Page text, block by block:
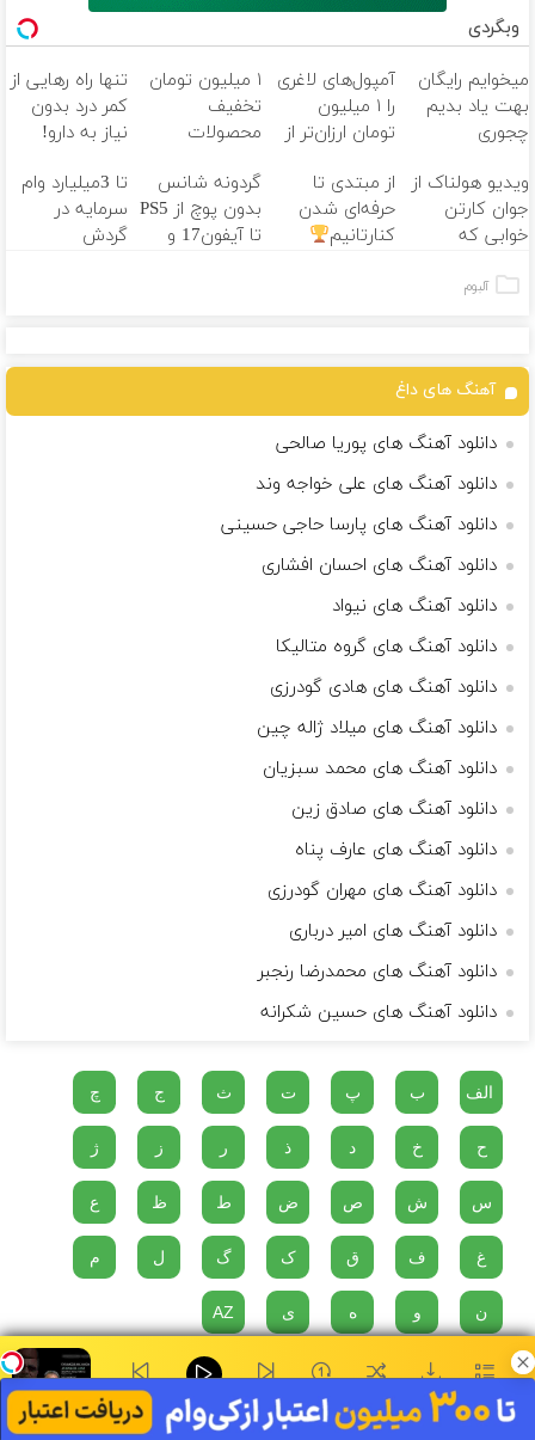
وبگردی
میخوایم رایگان
بهت یاد بدیم
چجوری
نداری امتحانش
مجانیه
آمپول‌های لاغری
را ۱ میلیون
تومان ارزان‌تر از
۱ میلیون تومان
تخفیف
محصولات
نزدیک‌تر به
شروع کاهش
وزن
تنها راه رهایی از
کمر درد بدون
نیاز به دارو!
ویدیو هولناک از
جوان کارتن
خوابی که
آموزش رایگان
از مبتدی تا
حرفه‌ای شدن
کنارتانیم
گردونه شانس
بدون پوچ از PS5
تا آیفون17 و
تا 3میلیارد وام
سرمایه در
گردش
آلبوم
آهنگ های داغ
دانلود آهنگ های پوریا صالحی
دانلود آهنگ های علی خواجه وند
دانلود آهنگ های پارسا حاجی حسینی
دانلود آهنگ های احسان افشاری
دانلود آهنگ های نیواد
دانلود آهنگ های گروه متالیکا
دانلود آهنگ های هادی گودرزی
دانلود آهنگ های میلاد ژاله چین
دانلود آهنگ های محمد سبزیان
دانلود آهنگ های صادق زین
دانلود آهنگ های عارف پناه
دانلود آهنگ های مهران گودرزی
دانلود آهنگ های امیر درباری
دانلود آهنگ های محمدرضا رنجبر
دانلود آهنگ های حسین شکرانه
الف ب پ ت ث ج چ
ح خ د ذ ر ز ژ
س ش ص ض ط ظ ع
غ ف ق ک گ ل م
ن و ه ی AZ
دو پناهگاه در مقابل مصیبت های زندگی وجود دارد، موسیقی و گربه ها...
فراموشم نکن - جمشید جم ۰:۰۰